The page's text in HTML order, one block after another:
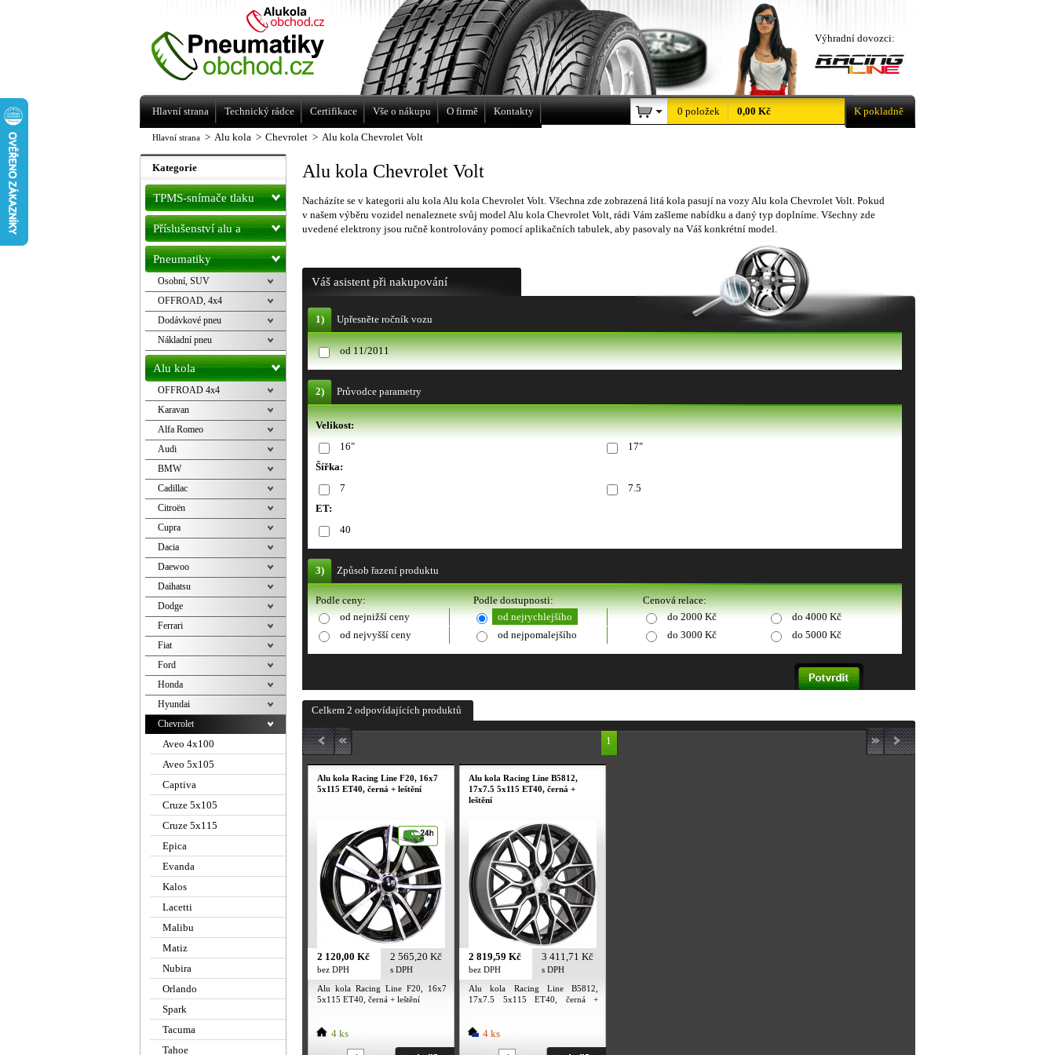
Hlavní strana > Alu kola > Chevrolet > Alu kola Chevrolet Volt
Alu kola Chevrolet Volt
Nacházíte se v kategorii alu kola Alu kola Chevrolet Volt. Všechna zde zobrazená litá kola pasují na vozy Alu kola Chevrolet Volt. Pokud
v našem výběru vozidel nenaleznete svůj model Alu kola Chevrolet Volt, rádi Vám zašleme nabídku a daný typ doplníme. Všechny zde
uvedené elektrony jsou ručně kontrolovány pomocí aplikačních tabulek, aby pasovaly na Váš konkrétní model.
Váš asistent při nakupování
1) Upřesněte ročník vozu
od 11/2011
2) Průvodce parametry
Velikost:
16"
17"
Šířka:
7
7.5
ET:
40
3) Způsob řazení produktu
Podle ceny: Podle dostupnosti:
Cenová relace:
od nejnižší ceny
od nejrychlejšího do 2000 Kč
do 4000 Kč
od nejvyšší ceny
od nejpomalejšího do 3000 Kč do 5000 Kč
Celkem 2 odpovídajících produktů
1
Alu kola Racing Line F20, 16x7
5x115 ET40, černá + leštění
2 120,00 Kč
bez DPH
2 565,20 Kč
s DPH
Alu kola Racing Line F20, 16x7
5x115 ET40, černá + leštění
4 ks
Alu kola Racing Line B5812,
17x7.5 5x115 ET40, černá +
leštění
2 819,59 Kč
bez DPH
3 411,71 Kč
s DPH
Alu kola Racing Line B5812,
17x7.5 5x115 ET40, černá +
4 ks
Kategorie
TPMS-snímače tlaku
Příslušenství alu a
pneu
Pneumatiky
Osobní, SUV
OFFROAD, 4x4
Dodávkové pneu
Nákladní pneu
Alu kola
OFFROAD 4x4
Karavan
Alfa Romeo
Audi
BMW
Cadillac
Citroën
Cupra
Dacia
Daewoo
Daihatsu
Dodge
Ferrari
Fiat
Ford
Honda
Hyundai
Chevrolet
Aveo 4x100
Aveo 5x105
Captiva
Cruze 5x105
Cruze 5x115
Epica
Evanda
Kalos
Lacetti
Malibu
Matiz
Nubira
Orlando
Spark
Tacuma
Tahoe
Levné pneumatiky letní, zimní, Alu kola
a litá kola Racing Line
Výhradní dovozci:
Hlavní strana Technický rádce Certifikace Vše o nákupu O firmě Kontakty 0 položek 0,00 Kč K pokladně